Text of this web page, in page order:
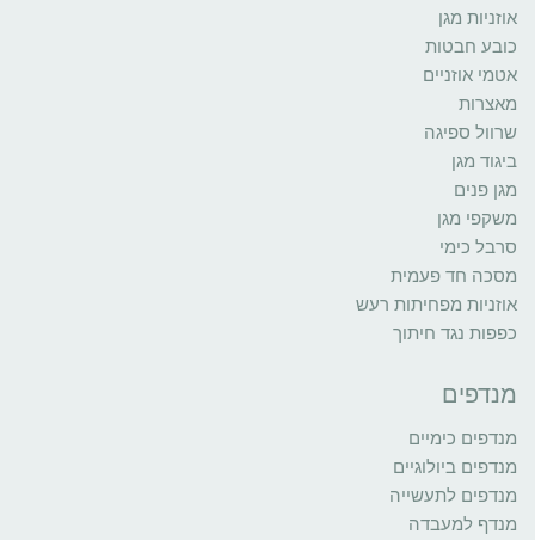
אוזניות מגן
כובע חבטות
אטמי אוזניים
מאצרות
שרוול ספיגה
ביגוד מגן
מגן פנים
משקפי מגן
סרבל כימי
מסכה חד פעמית
אוזניות מפחיתות רעש
כפפות נגד חיתוך
מנדפים
מנדפים כימיים
מנדפים ביולוגיים
מנדפים לתעשייה
מנדף למעבדה